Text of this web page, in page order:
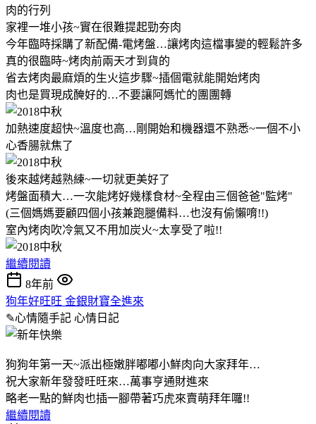
肉的行列
家裡一堆小孩~實在很難提起勁夯肉
今年臨時採購了新配備-電烤盤…讓烤肉這檔事變的輕鬆許多
真的很臨時~烤肉前兩天才到貨的
省去烤肉最麻煩的生火這步驟~插個電就能開始烤肉
肉也是買現成醃好的…不要讓阿媽忙的團團轉
加熱速度超快~溫度也高…剛開始和機器還不熟悉~一個不小
心香腸就焦了
後來越烤越熟練~一切就更美好了
烤盤面積大…一次能烤好幾樣食材~全程由三個爸爸"監烤"
(三個媽媽要顧四個小孩兼跑腿備料…也沒有偷懶唷!!)
室內烤肉吹冷氣又不用加炭火~太享受了啦!!
繼續閱讀
8年前
狗年好旺旺 金銀財寶全進來
✎心情隨手記 心情日記
狗狗年第一天~派出極嫩胖嘟嘟小鮮肉向大家拜年…
祝大家新年發發旺旺來…萬事亨通財進來
略老一點的鮮肉也插一腳帶著巧虎來賣萌拜年囉!!
繼續閱讀